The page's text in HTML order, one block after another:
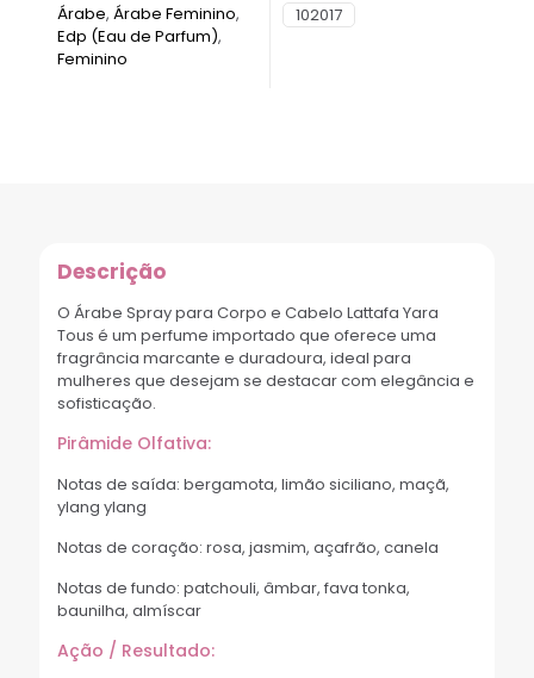
Árabe, Árabe Feminino,
Edp (Eau de Parfum),
Feminino
102017
Descrição
O Árabe Spray para Corpo e Cabelo Lattafa Yara
Tous é um perfume importado que oferece uma
fragrância marcante e duradoura, ideal para
mulheres que desejam se destacar com elegância e
sofisticação.
Pirâmide Olfativa:
Notas de saída: bergamota, limão siciliano, maçã,
ylang ylang
Notas de coração: rosa, jasmim, açafrão, canela
Notas de fundo: patchouli, âmbar, fava tonka,
baunilha, almíscar
Ação / Resultado: